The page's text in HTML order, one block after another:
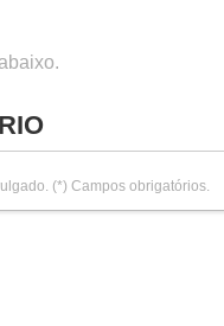
(*) Campos obrigatórios.